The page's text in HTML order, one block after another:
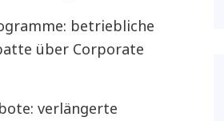
betriebliche
über Corporate
verlängerte